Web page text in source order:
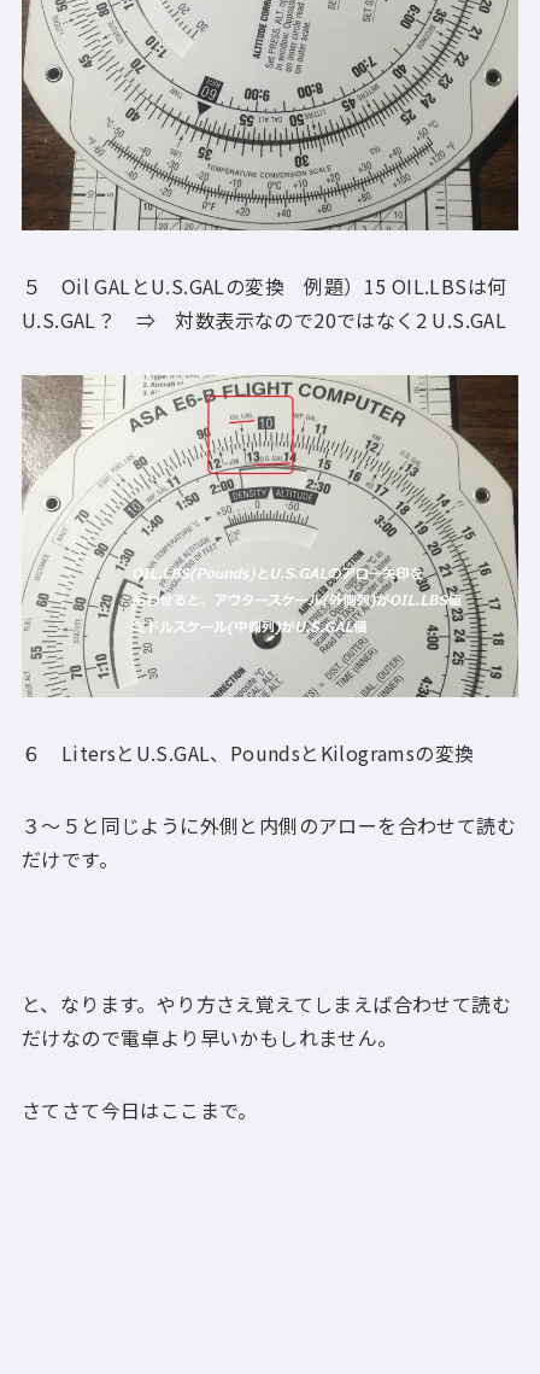
５ Oil GALとU.S.GALの変換 例題）15 OIL.LBSは何
U.S.GAL？ ⇒ 対数表示なので20ではなく2 U.S.GAL
６ LitersとU.S.GAL、PoundsとKilogramsの変換
３～５と同じように外側と内側のアローを合わせて読む
だけです。
と、なります。やり方さえ覚えてしまえば合わせて読む
だけなので電卓より早いかもしれません。
さてさて今日はここまで。